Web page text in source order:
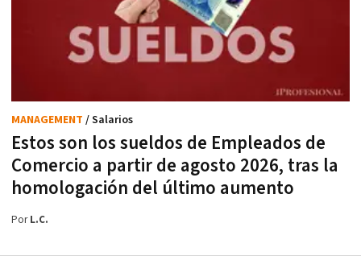
Estos son los sueldos de Empleados de
Comercio a partir de agosto 2026, tras la
homologación del último aumento
MANAGEMENT / Salarios
PorL.C.